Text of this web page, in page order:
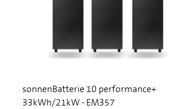
sonnenBatterie 10 performance+
33kWh/21kW - EM357